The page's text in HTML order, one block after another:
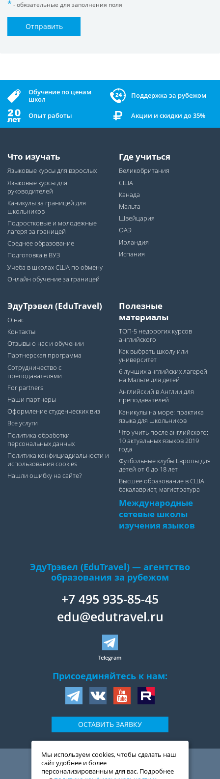
- обязательные для заполнения поля
Отправить
Обучение по ценам
школ
Поддержка за рубежом
Опыт работы Акции и скидки до 35%
Что изучать
Языковые курсы для взрослых
Языковые курсы для
руководителей
Каникулы за границей для
школьников
Подростковые и молодежные
лагеря за границей
Среднее образование
Подготовка в ВУЗ
Учеба в школах США по обмену
Онлайн обучение за границей
Где учиться
Великобритания
США
Канада
Мальта
Швейцария
ОАЭ
Ирландия
Испания
ЭдуТрэвел (EduTravel)
О нас
Контакты
Отзывы о нас и обучении
Партнерская программа
Сотрудничество с
преподавателями
For partners
Наши партнеры
Оформление студенческих виз
Все услуги
Политика обработки
персональных данных
Политика конфициадиальности и
использования cookies
Нашли ошибку на сайте?
Полезные
материалы
ТОП-5 недорогих курсов
английского
Как выбрать школу или
университет
6 лучших английских лагерей
на Мальте для детей
Английский в Англии для
преподавателей
Каникулы на море: практика
языка для школьников
Что учить после английского:
10 актуальных языков 2019
года
Футбольные клубы Европы для
детей от 6 до 18 лет
Высшее образование в США:
бакалавриат, магистратура
Международные
сетевые школы
изучения языков
ЭдуТрэвел (EduTravel) — агентство
образования за рубежом
+7 495 935-85-45
edu@edutravel.ru
Telegram
Присоединяйтесь к нам:
ОСТАВИТЬ ЗАЯВКУ
109044,Россия,Москва,
ул. Воронцовская, д. 20,
2-й подъезд, 1-ый этаж
Мы используем cookies, чтобы сделать наш
сайт удобнее и более
персонализированным для вас. Подробнее